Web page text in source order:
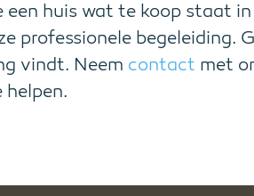
huis wat te koop staat
professionele begeleiding.
vindt. Neem contact met